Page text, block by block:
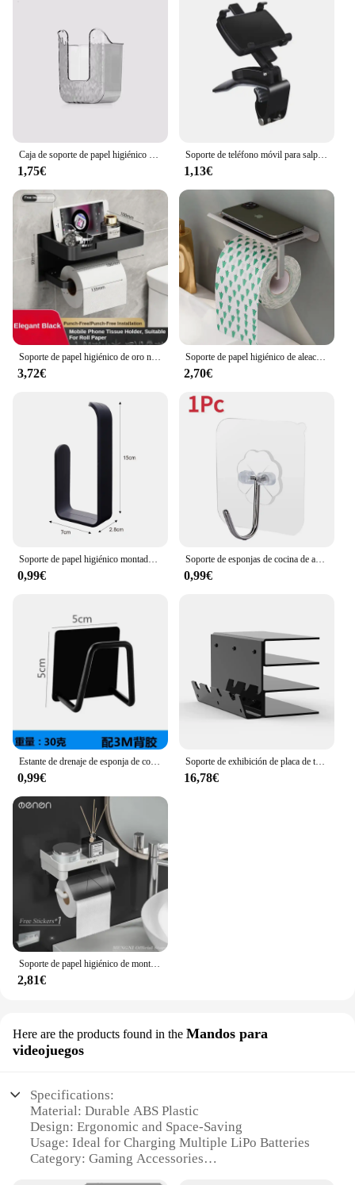
Caja de soporte de papel higiénico sin perforaciones, almacenamiento impermeable, estante de almacenamiento de papel higiénico, toalla de papel, caja de almacenamiento de baño de cocina
1,75€
Soporte de teléfono móvil para salpicadero de coche, Clip giratorio de 360 grados, adecuado para Smartphone
1,13€
3,72€
Soporte de papel higiénico de aleación de aluminio, montaje en pared para baño, soporte para teléfono de papel WC, estante, rollo de toalla, accesorios
2,70€
0,99€
Soporte de esponjas de cocina de acero inoxidable, estante de secado de drenaje, soporte de almacenamiento autoadhesivo, organizador de ganchos de pared, 1/5 Uds.
0,99€
0,99€
Soporte de exhibición de placa de teclado acrílico, almacenamiento de Teclado mecánico de 3 niveles, ergonómico, transparente, estante de almacenamiento de ratón
16,78€
2,81€
Here are the products found in the Mandos para
videojuegos
Specifications:
Material: Durable ABS Plastic
Design: Ergonomic and Space-Saving
Usage: Ideal for Charging Multiple LiPo Batteries
Category: Gaming Accessories